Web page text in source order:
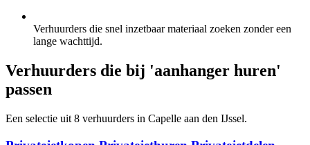
Verhuurders die snel inzetbaar materiaal zoeken zonder een
lange wachttijd.
Verhuurders die bij 'aanhanger huren'
passen
Een selectie uit 8 verhuurders in Capelle aan den IJssel.